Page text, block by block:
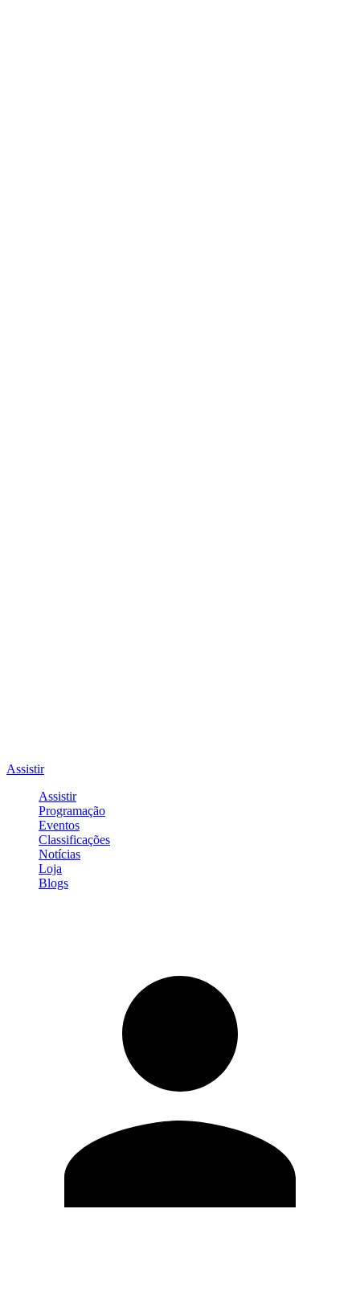
Assistir
Assistir
Programação
Eventos
Classificações
Notícias
Loja
Blogs